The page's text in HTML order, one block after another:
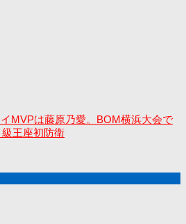
MVPは藤原乃愛。BOM横浜大会で
王座初防衛